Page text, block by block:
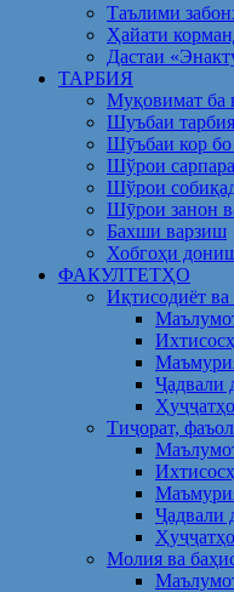
Таълими
Ҳайати
Дастаи
ТАРБИЯ
Муқовимат ба
Шуъбаи
Шӯъбаи кор бо
Шўрои
Шўрои
Шӯрои занон
Бахши варзиш
Хобгоҳи
ФАКУЛТЕТҲО
Иқтисодиёт
Ҷадвали
Ҳуҷҷатҳо
Тиҷорат,
Ҷадвали
Ҳуҷҷатҳо
Молия ва